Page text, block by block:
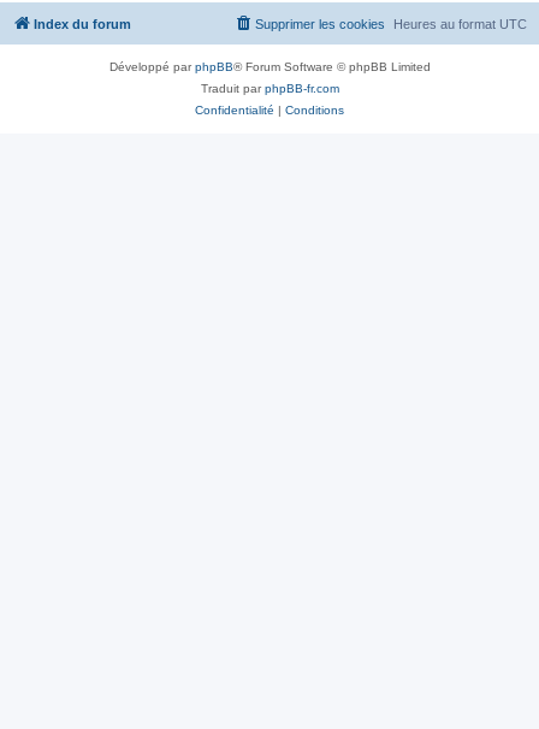
Index du forum Heures au format UTC
Supprimer les cookies
Développé parphpBB® Forum Software © phpBB Limited
Traduit parphpBB-fr.com
Confidentialité | Conditions